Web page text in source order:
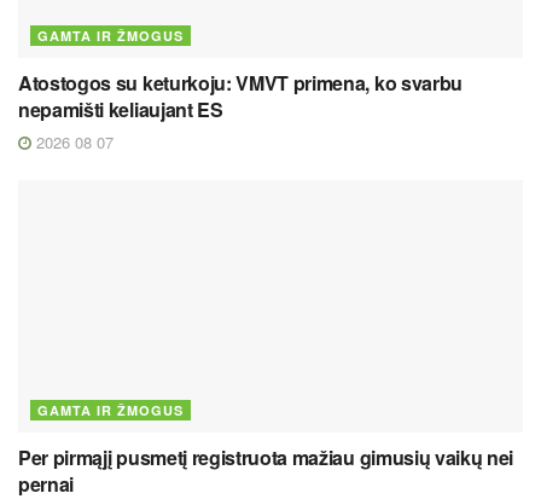
GAMTA IR ŽMOGUS
Atostogos su keturkoju: VMVT primena, ko svarbu
nepamišti keliaujant ES
2026 08 07
GAMTA IR ŽMOGUS
Per pirmąjį pusmetį registruota mažiau gimusių vaikų nei
pernai